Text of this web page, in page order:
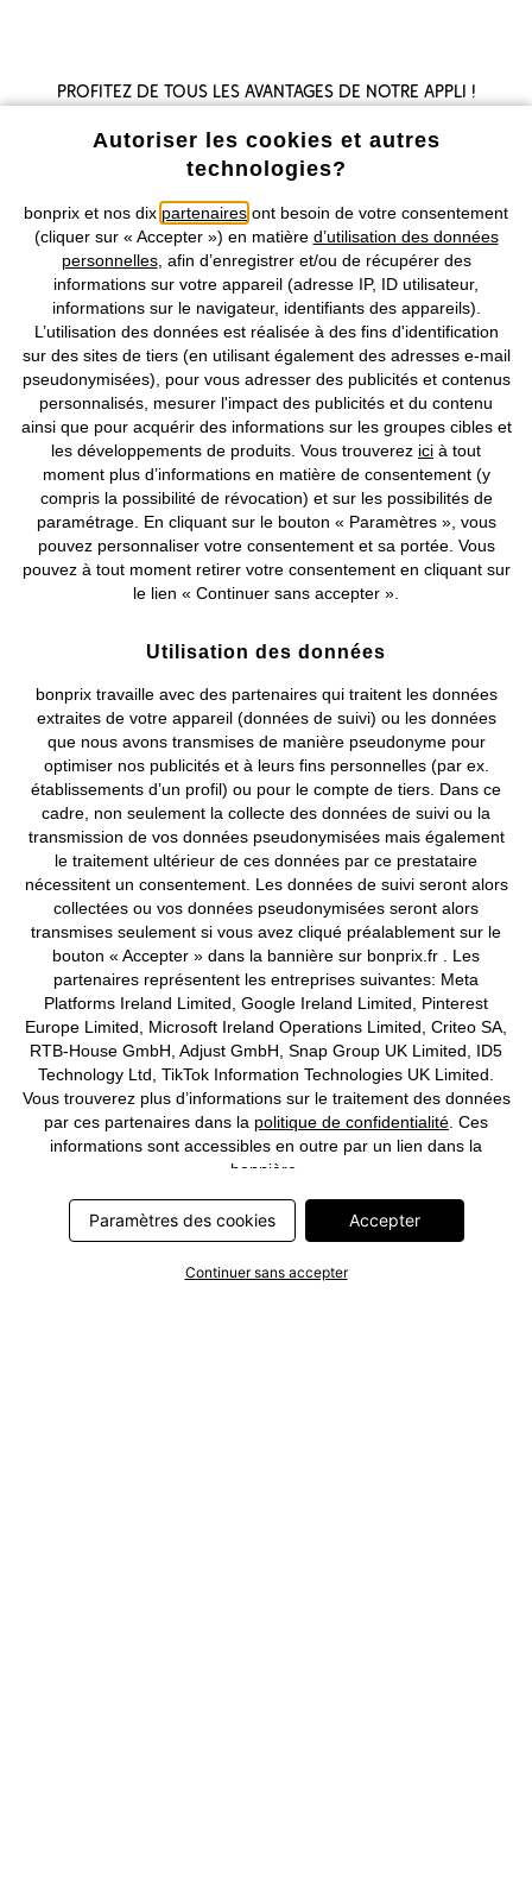
Profitez de tous les avantages de notre appli !
Nos Moyens de Paiement
Nos Services
Nos Collections
Notre Entreprise
Retrouvez bonprix sur
Mentions légales Résilier le contrat
©2026 bonprix.Tous droits réservés.
Deutsch Français
Autoriser les cookies et autres
technologies?
bonprix et nos dix partenaires ont besoin de votre consentement
(cliquer sur « Accepter ») en matière d’utilisation des données
personnelles, afin d’enregistrer et/ou de récupérer des
informations sur votre appareil (adresse IP, ID utilisateur,
informations sur le navigateur, identifiants des appareils).
L’utilisation des données est réalisée à des fins d'identification
sur des sites de tiers (en utilisant également des adresses e-mail
pseudonymisées), pour vous adresser des publicités et contenus
personnalisés, mesurer l'impact des publicités et du contenu
ainsi que pour acquérir des informations sur les groupes cibles et
les développements de produits. Vous trouverez ici à tout
moment plus d’informations en matière de consentement (y
compris la possibilité de révocation) et sur les possibilités de
paramétrage. En cliquant sur le bouton « Paramètres », vous
pouvez personnaliser votre consentement et sa portée. Vous
pouvez à tout moment retirer votre consentement en cliquant sur
le lien « Continuer sans accepter ».
Utilisation des données
bonprix travaille avec des partenaires qui traitent les données
extraites de votre appareil (données de suivi) ou les données
que nous avons transmises de manière pseudonyme pour
optimiser nos publicités et à leurs fins personnelles (par ex.
établissements d’un profil) ou pour le compte de tiers. Dans ce
cadre, non seulement la collecte des données de suivi ou la
transmission de vos données pseudonymisées mais également
le traitement ultérieur de ces données par ce prestataire
nécessitent un consentement. Les données de suivi seront alors
collectées ou vos données pseudonymisées seront alors
transmises seulement si vous avez cliqué préalablement sur le
bouton « Accepter » dans la bannière sur bonprix.fr . Les
partenaires représentent les entreprises suivantes: Meta
Platforms Ireland Limited, Google Ireland Limited, Pinterest
Europe Limited, Microsoft Ireland Operations Limited, Criteo SA,
RTB-House GmbH, Adjust GmbH, Snap Group UK Limited, ID5
Technology Ltd, TikTok Information Technologies UK Limited.
Vous trouverez plus d’informations sur le traitement des données
par ces partenaires dans la politique de confidentialité . Ces
informations sont accessibles en outre par un lien dans la
bannière.
Paramètres des cookies Accepter
Continuer sans accepter